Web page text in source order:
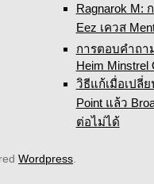
Ragnarok M:
Eez เควส
การตอบคำถา
Heim Minstrel
วิธีแก้เมื่อเปลี่
Point แล้ว
ต่อไม่ได้
Wordpress